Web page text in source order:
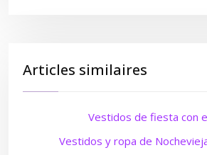
Articles similaires
Vestidos de fiesta con
Vestidos y ropa de